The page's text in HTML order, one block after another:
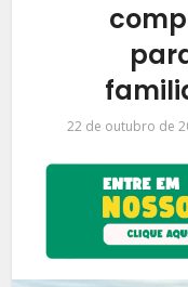
22 de outubro de